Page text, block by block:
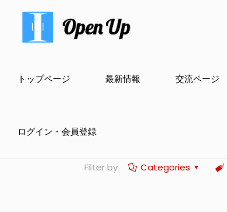
トップページ 最新情報 交流ページ
ログイン・会員登録
Filter by Categories